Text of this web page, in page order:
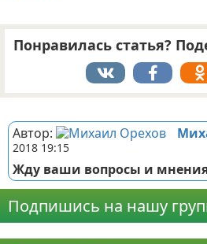
Понравилась статья?
Автор:
2018 19:15
Жду ваши вопросы и
Подпишись на нашу